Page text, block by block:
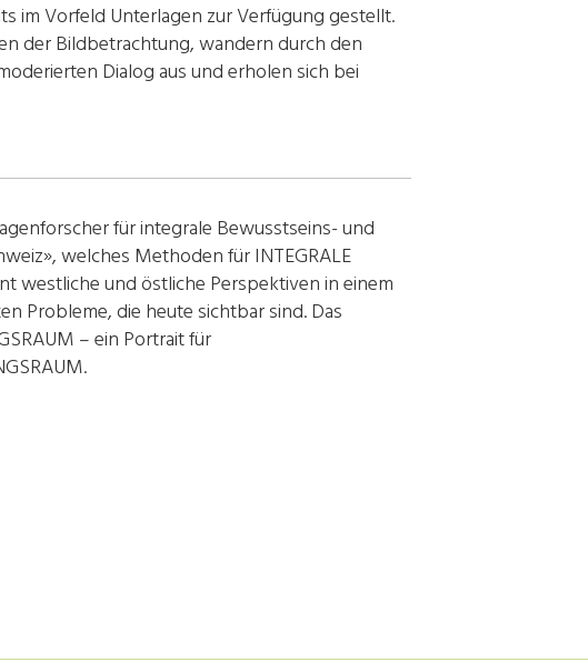
im Vorfeld Unterlagen zur Verfügung gestellt.
der Bildbetrachtung, wandern durch den
Dialog aus und erholen sich bei
für integrale Bewusstseins- und
welches Methoden für INTEGRALE
westliche und östliche Perspektiven in einem
Probleme, die heute sichtbar sind. Das
– ein Portrait für